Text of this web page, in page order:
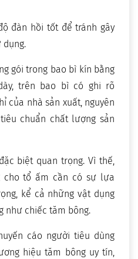
đàn hồi tốt để tránh gây
dụng.
gói trong bao bì kín bằng
trên bao bì có ghi rõ
của nhà sản xuất, nguyên
chuẩn chất lượng sản
biệt quan trọng. Vì thế,
cho tổ ấm cần có sự lựa
kể cả những vật dụng
như chiếc tăm bông.
cáo người tiêu dùng
hiệu tăm bông uy tín,